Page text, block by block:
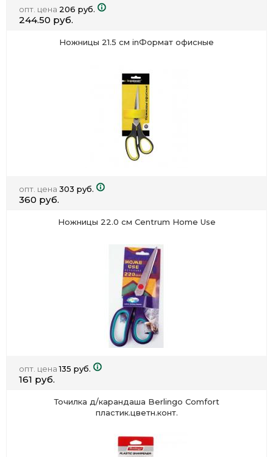
опт. цена 206 руб.
244.50 руб.
Ножницы 21.5 см inФормат офисные
опт. цена 303 руб.
360 руб.
Ножницы 22.0 см Centrum Home Use
опт. цена135 руб.
161 руб.
Точилка д/карандаша Berlingo Comfort
пластик.цветн.конт.